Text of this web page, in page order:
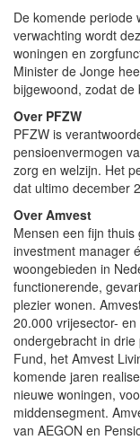
De komende periode
verwachting wordt
woningen en
Minister de Jonge
bijgewoond, zodat
Over PFZW
PFZW is
pensioenvermogen
zorg en welzijn. Het
dat ultimo december
Over Amvest
Mensen een fijn
investment manager
woongebieden in
functionerende,
plezier wonen.
20.000 vrijesector-
ondergebracht in
Fund, het Amvest
komende jaren
nieuwe woningen,
middensegment.
van AEGON en